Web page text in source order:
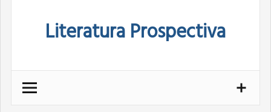
Literatura Prospectiva